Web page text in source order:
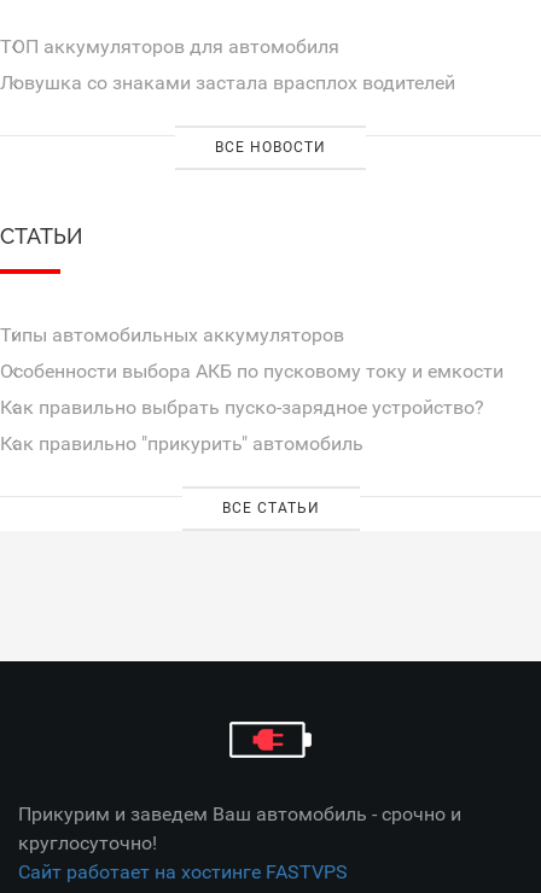
ТОП аккумуляторов для автомобиля
Ловушка со знаками застала врасплох водителей
ВСЕ НОВОСТИ
СТАТЬИ
Типы автомобильных аккумуляторов
Особенности выбора АКБ по пусковому току и емкости
Как правильно выбрать пуско-зарядное устройство?
Как правильно "прикурить" автомобиль
ВСЕ СТАТЬИ
Прикурим и заведем Ваш автомобиль - срочно и
круглосуточно!
Сайт работает на хостинге FASTVPS